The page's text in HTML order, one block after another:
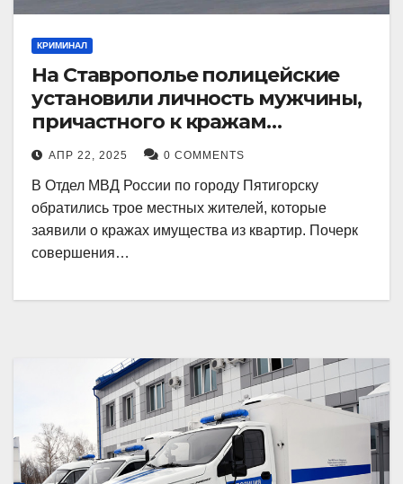
КРИМИНАЛ
На Ставрополье полицейские
установили личность мужчины,
причастного к кражам
имущества из квартир в
Пятигорске
АПР 22, 2025 0 COMMENTS
В Отдел МВД России по городу Пятигорску
обратились трое местных жителей, которые
заявили о кражах имущества из квартир. Почерк
совершения…